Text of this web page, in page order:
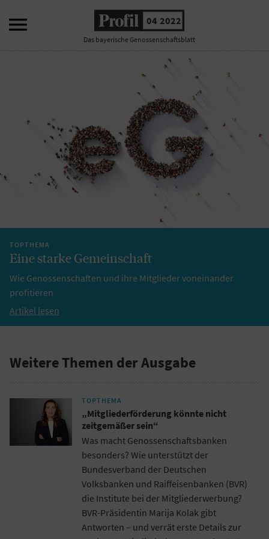
 04 2022
Das bayerische Genossenschaftsblatt
TOPTHEMA
Eine starke Gemeinschaft
Wie Genossenschaften und ihre Mitglieder voneinander
profitieren
Artikel lesen
Weitere Themen der Ausgabe
TOPTHEMA
„Mitgliederförderung könnte nicht
zeitgemäßer sein“
Was macht Genossenschaftsbanken
besonders? Wie unterstützt der
Bundesverband der Deutschen
Volksbanken und Raiffeisenbanken (BVR)
die Institute bei der Mitgliederwerbung?
BVR-Präsidentin Marija Kolak gibt
Antworten – und verrät erste Details zur